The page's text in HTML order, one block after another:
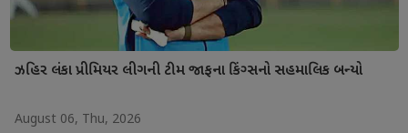
ઝહિર લંકા પ્રીમિયર લીગની ટીમ જાફના કિંગ્સનો સહમાલિક બન્યો
August 06, Thu, 2026